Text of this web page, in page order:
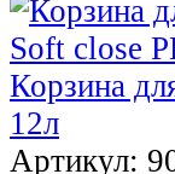
Корзина
12л
Артикул: